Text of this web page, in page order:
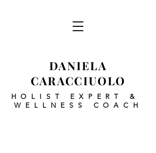
DANIELA
CARACCIUOLO
HOLIST EXPERT &
WELLNESS COACH